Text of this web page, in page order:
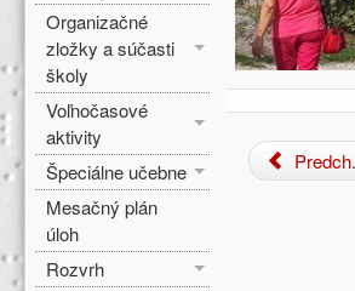
Organizačné
zložky a súčasti
školy
Voľnočasové
aktivity
Špeciálne učebne
Mesačný plán
úloh
Rozvrh
Predch.